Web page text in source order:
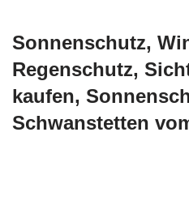
Sonnenschutz,
Regenschutz,
kaufen,
Schwanstetten